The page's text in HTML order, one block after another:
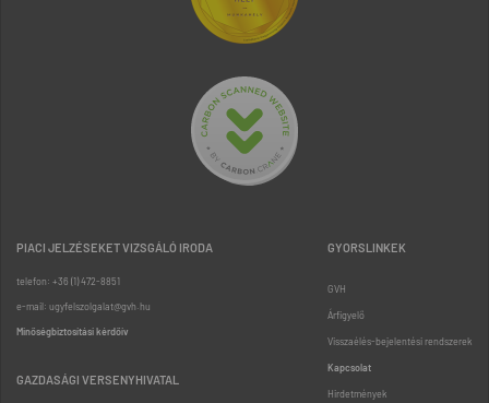
PIACI JELZÉSEKET VIZSGÁLÓ IRODA
telefon: +36 (1) 472-8851
e-mail: ugyfelszolgalat@gvh.hu
Minőségbiztosítási kérdőív
GAZDASÁGI VERSENYHIVATAL
GYORSLINKEK
GVH
Árfigyelő
Visszaélés-bejelentési rendszerek
Kapcsolat
Hirdetmények